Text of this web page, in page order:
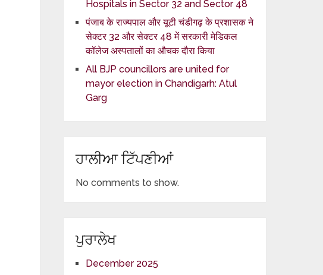
Hospitals in Sector 32 and Sector 48
पंजाब के राज्यपाल और यूटी चंडीगढ़ के प्रशासक ने
सेक्टर 32 और सेक्टर 48 में सरकारी मेडिकल
कॉलेज अस्पतालों का औचक दौरा किया
All BJP councillors are united for
mayor election in Chandigarh: Atul
Garg
ਹਾਲੀਆ ਟਿੱਪਣੀਆਂ
No comments to show.
ਪੁਰਾਲੇਖ
December 2025